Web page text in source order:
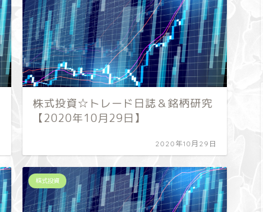
株式投資☆トレード日誌＆銘柄研究
【2020年10月29日】
2020年10月29日
株式投資